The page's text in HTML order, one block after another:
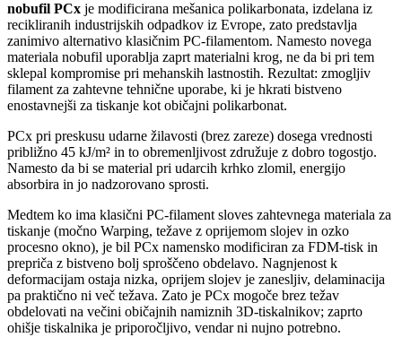
nobufil PCx je modificirana mešanica polikarbonata, izdelana iz
recikliranih industrijskih odpadkov iz Evrope, zato predstavlja
zanimivo alternativo klasičnim PC-filamentom. Namesto novega
materiala nobufil uporablja zaprt materialni krog, ne da bi pri tem
sklepal kompromise pri mehanskih lastnostih. Rezultat: zmogljiv
filament za zahtevne tehnične uporabe, ki je hkrati bistveno
enostavnejši za tiskanje kot običajni polikarbonat.
PCx pri preskusu udarne žilavosti (brez zareze) dosega vrednosti
približno 45 kJ/m² in to obremenljivost združuje z dobro togostjo.
Namesto da bi se material pri udarcih krhko zlomil, energijo
absorbira in jo nadzorovano sprosti.
Medtem ko ima klasični PC-filament sloves zahtevnega materiala za
tiskanje (močno Warping, težave z oprijemom slojev in ozko
procesno okno), je bil PCx namensko modificiran za FDM-tisk in
prepriča z bistveno bolj sproščeno obdelavo. Nagnjenost k
deformacijam ostaja nizka, oprijem slojev je zanesljiv, delaminacija
pa praktično ni več težava. Zato je PCx mogoče brez težav
obdelovati na večini običajnih namiznih 3D-tiskalnikov; zaprto
ohišje tiskalnika je priporočljivo, vendar ni nujno potrebno.